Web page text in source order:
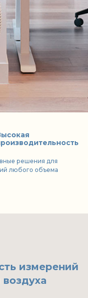
решения для
любого объема
измерений
воздуха